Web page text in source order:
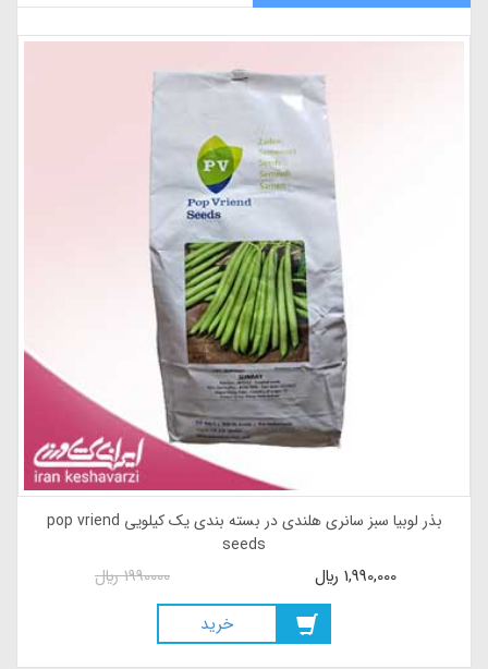
بذر لوبیا سبز سانری هلندی در بسته بندی یک کیلویی pop vriend
seeds
1990000ريال 1,990,000 ريال
خريد